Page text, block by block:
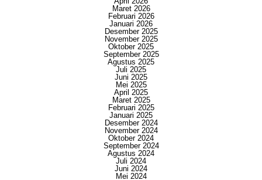
Maret 2026
Februari 2026
Januari 2026
Desember 2025
November 2025
Oktober 2025
September 2025
Agustus 2025
Juli 2025
Juni 2025
Mei 2025
April 2025
Maret 2025
Februari 2025
Januari 2025
Desember 2024
November 2024
Oktober 2024
September 2024
Agustus 2024
Juli 2024
Juni 2024
Mei 2024